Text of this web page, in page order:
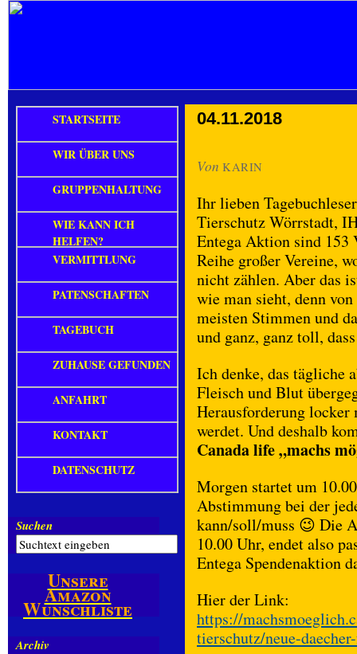
04.11.2018
Von KARIN
Ihr lieben
Tierschutz Wörrstadt,
Entega Aktion sind 153
Reihe großer Vereine,
nicht zählen. Aber das
wie man sieht, denn
meisten Stimmen und
und ganz, ganz toll,
Ich denke, das tägliche
Fleisch und Blut
Herausforderung locker
werdet. Und deshalb
Canada life „machs
Morgen startet um
Abstimmung bei der
kann/soll/muss 😉 Die
10.00 Uhr, endet also
Entega Spendenaktion
Hier der Link:
https://
tierschutz/neue-
STARTSEITE
WIR ÜBER UNS
GRUPPENHALTUNG
WIE KANN ICH
HELFEN?
VERMITTLUNG
PATENSCHAFTEN
TAGEBUCH
ZUHAUSE GEFUNDEN
ANFAHRT
KONTAKT
DATENSCHUTZ
Suchen
Unsere
Amazon
Wunschliste
Archiv